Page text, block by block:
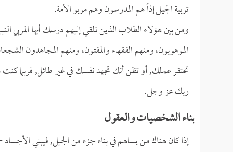
تربية الجيل إذاً هم المدرسون وهم مربو الأمة.
ومن بين هؤلاء الطلاب الذين تلقي إليهم درسك أيها المربي
الموهوبون، ومنهم الفقهاء والمفتون، ومنهم المجاهدون
تحتقر عملك, أو تظن أنك تجهد نفسك في غير طائل, فربما كنت
ربك عز وجل.
بناء الشخصيات والعقول
إذا كان هناك من يساهم في بناء جزء من الجيل, فيبني الأجساد